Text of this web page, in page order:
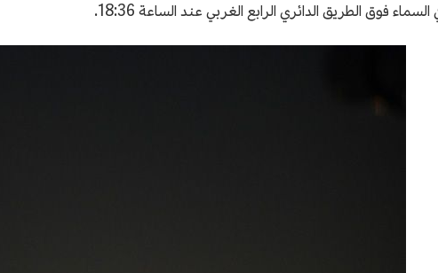
فوق الطريق الدائري الرابع الغربي عند الساعة 18:36.